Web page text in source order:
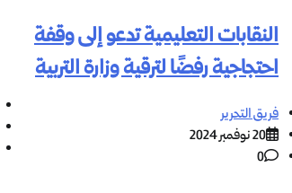
النقابات التعليمية تدعو إلى وقفة
احتجاجية رفضًا لترقية وزارة التربية
فريق التحرير
20 نوفمبر 2024
0